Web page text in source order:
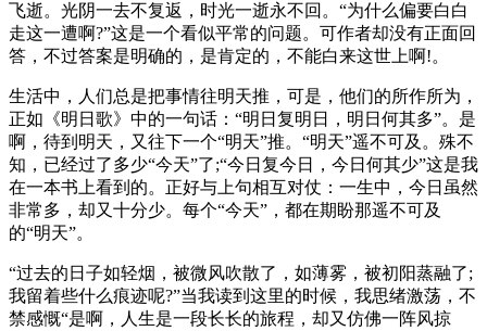
飞逝。光阴一去不复返，时光一逝永不回。“为什么偏要白白
走这一遭啊?”这是一个看似平常的问题。可作者却没有正面回
答，不过答案是明确的，是肯定的，不能白来这世上啊!。
生活中，人们总是把事情往明天推，可是，他们的所作所为，
正如《明日歌》中的一句话：“明日复明日，明日何其多”。是
啊，待到明天，又往下一个“明天”推。“明天”遥不可及。殊不
知，已经过了多少“今天”了;“今日复今日，今日何其少”这是我
在一本书上看到的。正好与上句相互对仗：一生中，今日虽然
非常多，却又十分少。每个“今天”，都在期盼那遥不可及
的“明天”。
“过去的日子如轻烟，被微风吹散了，如薄雾，被初阳蒸融了;
我留着些什么痕迹呢?”当我读到这里的时候，我思绪激荡，不
禁感慨“是啊，人生是一段长长的旅程，却又仿佛一阵风掠